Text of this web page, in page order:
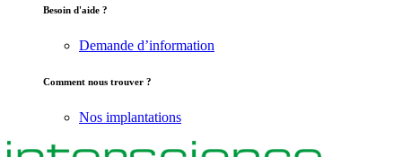
Besoin d'aide ?
Demande d’information
Comment nous trouver ?
Nos implantations